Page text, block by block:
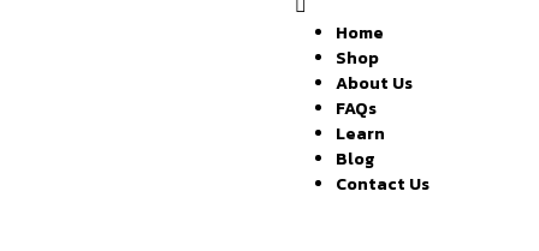
Home
Shop
About Us
FAQs
Learn
Blog
Contact Us